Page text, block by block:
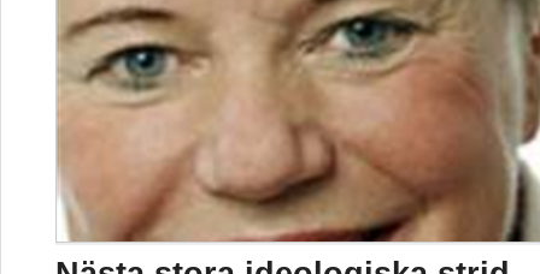
Hur spännande låter detta: "EU:s
det för anledning att hetsa upp sig över det?
INGER SEGELSTRÖM
2004-05-06 16:08:00
POLITIK & SAMHÄLLE
Dom över död man
Segerstedt fick inte uppleva krigets slut men han
allierade skulle segra i kriget.